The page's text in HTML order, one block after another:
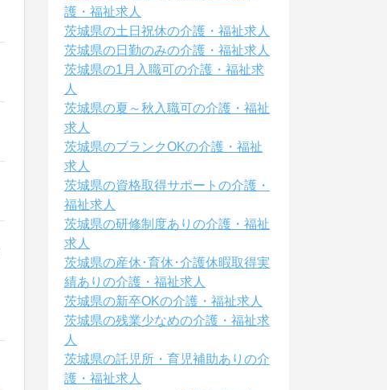
護・福祉求人
茨城県の土日祝休の介護・福祉求人
茨城県の日勤のみの介護・福祉求人
茨城県の1月入職可の介護・福祉求
人
茨城県の夏～秋入職可の介護・福祉
求人
茨城県のブランクOKの介護・福祉
求人
茨城県の資格取得サポートの介護・
福祉求人
茨城県の研修制度ありの介護・福祉
求人
茨城県の産休･育休･介護休暇取得実
績ありの介護・福祉求人
茨城県の新卒OKの介護・福祉求人
茨城県の残業少なめの介護・福祉求
人
茨城県の託児所・育児補助ありの介
護・福祉求人